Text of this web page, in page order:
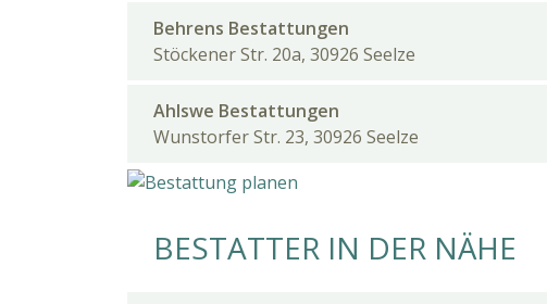
Behrens Bestattungen
Stöckener Str. 20a, 30926 Seelze
Ahlswe Bestattungen
Wunstorfer Str. 23, 30926 Seelze
BESTATTER IN DER NÄHE